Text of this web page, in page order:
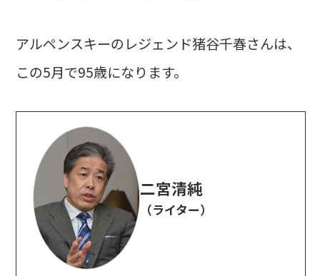
アルペンスキーのレジェンド猪谷千春さんは、
この5月で95歳になります。
二宮清純
（ライター）